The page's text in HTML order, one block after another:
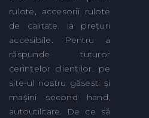
rulote, accesorii rulote
de calitate, la prețuri
accesibile. Pentru a
răspunde tuturor
cerințelor clienților, pe
site-ul nostru găsești și
mașini second hand,
autoutilitare. De ce să